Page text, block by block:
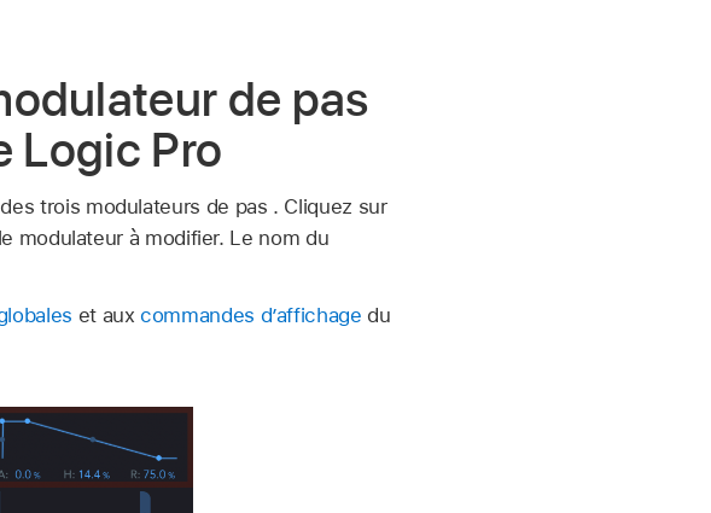
de pas
Logic Pro
trois modulateurs de pas . Cliquez sur
modulateur à modifier. Le nom du
et auxcommandes d’affichage du